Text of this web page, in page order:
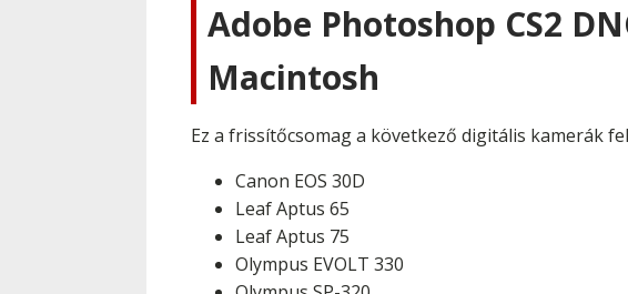
Adobe Photoshop CS2
Macintosh
Ez a frissítőcsomag a következő digitális kamerák
Canon EOS 30D
Leaf Aptus 65
Leaf Aptus 75
Olympus EVOLT 330